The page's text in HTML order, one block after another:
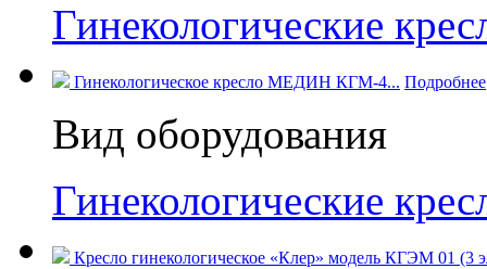
Гинекологические
Гинекологическое кресло МЕДИН КГМ-4... Подробнее
Вид оборудования
Гинекологические
Кресло гинекологическое «Клер» модель КГЭМ 01 (3